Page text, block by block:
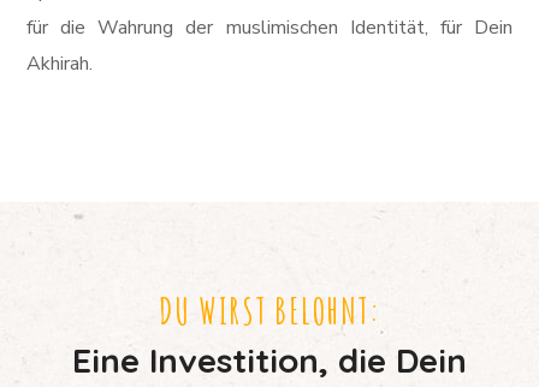
für die Wahrung der muslimischen Identität, für Dein
Akhirah.
DU WIRST BELOHNT:
Eine Investition, die Dein